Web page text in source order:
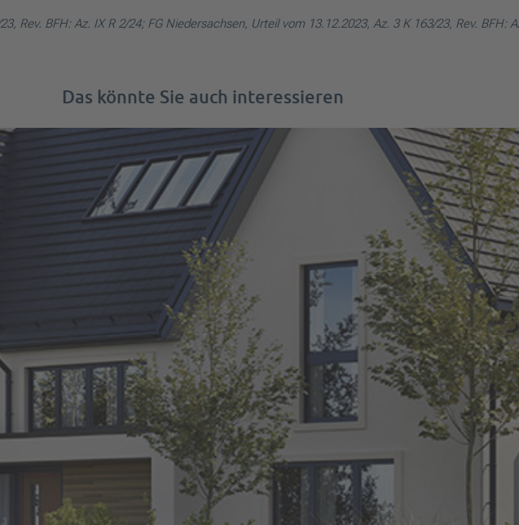
Rev. BFH: Az. IX R 2/24; FG Niedersachsen, Urteil vom 13.12.2023, Az. 3 K 163/23, Rev. BFH:
Das könnte Sie auch interessieren